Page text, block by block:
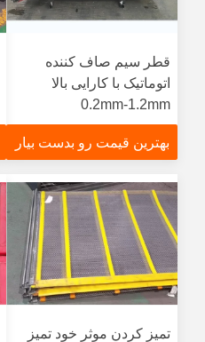
قطر سیم صاف کننده
اتوماتیک با کارایی بالا
0.2mm-1.2mm
بهترین قیمت رو بدست بیار
تمیز کردن موثر خود تمیز